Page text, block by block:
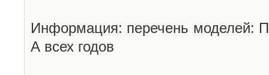
Информация: перечень моделей:
А всех годов